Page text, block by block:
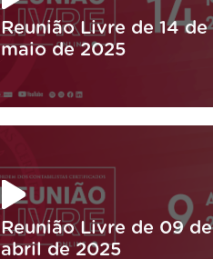
Reunião Livre de 14 de
maio de 2025
Reunião Livre de 09 de
abril de 2025